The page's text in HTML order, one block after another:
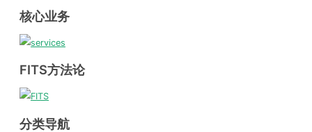
核心业务
FITS方法论
分类导航